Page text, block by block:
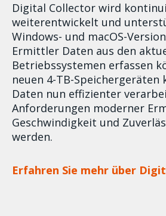
Digital Collector wird
weiterentwickelt und
Windows- und macOS-
Ermittler Daten aus den
Betriebssystemen erfassen
neuen 4-TB-Speichergeräten
Daten nun effizienter
Anforderungen moderner
Geschwindigkeit und
werden.
Erfahren Sie mehr über